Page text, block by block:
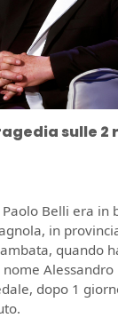
sulle 2
Belli era in
in
quando
Alessandro
dopo 1